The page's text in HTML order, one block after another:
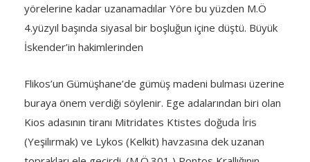
yörelerine kadar uzanamadılar Yöre bu yüzden M.Ö
4.yüzyıl başında siyasal bir boşluğun içine düştü. Büyük
İskender’in hakimlerinden
Flikos’un Gümüşhane’de gümüş madeni bulması üzerine
buraya önem verdiği söylenir. Ege adalarından biri olan
Kios adasının tiranı Mitridates Ktistes doğuda İris
(Yeşilırmak) ve Lykos (Kelkit) havzasına dek uzanan